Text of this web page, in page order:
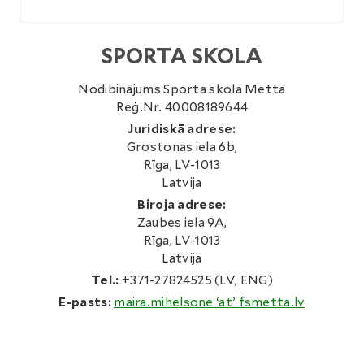
SPORTA SKOLA
Nodibinājums Sporta skola Metta
Reģ.Nr. 40008189644
Juridiskā adrese:
Grostonas iela 6b,
Rīga, LV-1013
Latvija
Biroja adrese:
Zaubes iela 9A,
Rīga, LV-1013
Latvija
Tel.: +371-27824525 (LV, ENG)
E-pasts: maira.mihelsone ‘at’ fsmetta.lv